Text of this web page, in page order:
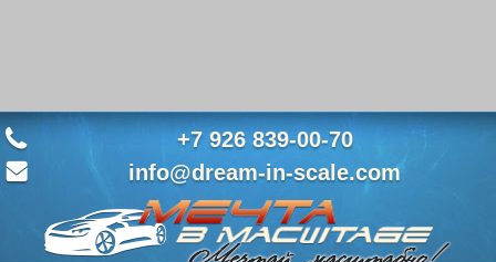
+7 926 839-00-70
info@dream-in-scale.com